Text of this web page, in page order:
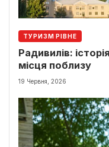
ТУРИЗМ РІВНЕ
Радивилів:
місця поблизу
19 Червня, 2026